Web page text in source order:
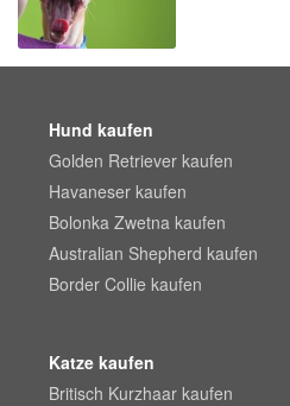
Hund kaufen
Golden Retriever kaufen
Havaneser kaufen
Bolonka Zwetna kaufen
Australian Shepherd kaufen
Border Collie kaufen
Katze kaufen
Britisch Kurzhaar kaufen